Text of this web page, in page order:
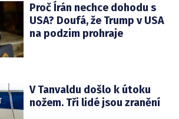
Proč Írán nechce dohodu s
USA? Doufá, že Trump v USA
na podzim prohraje
V Tanvaldu došlo k útoku
nožem. Tři lidé jsou zranění